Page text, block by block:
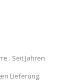
. Seit Jahren
Lieferung.